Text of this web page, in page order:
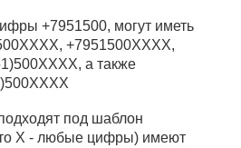
+7951500, могут иметь
+7951500XXXX,
а также
под шаблон
X - любые цифры) имеют